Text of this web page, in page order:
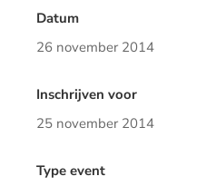
Datum
26 november 2014
Inschrijven voor
25 november 2014
Type event